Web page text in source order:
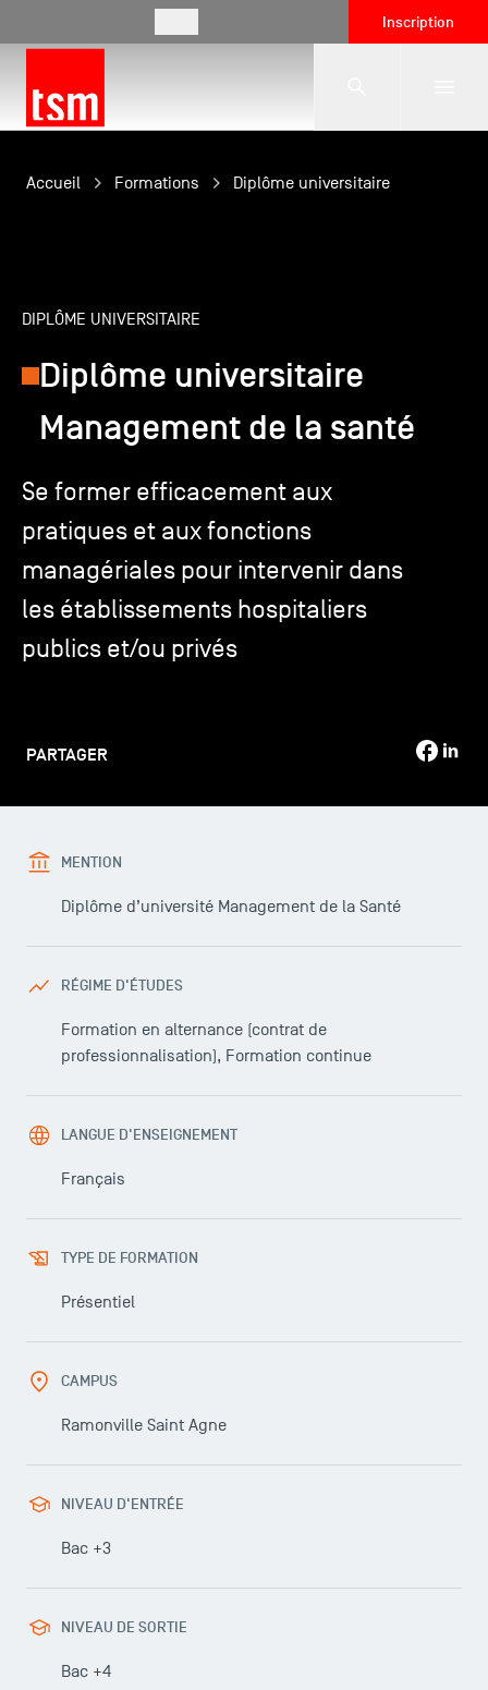
Inscription
L'école
Vie étudiante
Entreprises
International
TSM-Research
TSM Doctoral Programme
LES INDISPENSABLES
Campus tour
PARTAGER
Accueil Formations Diplôme universitaire
DIPLÔME UNIVERSITAIRE
Diplôme universitaire
Management de la santé
Se former efficacement aux
pratiques et aux fonctions
managériales pour intervenir dans
les établissements hospitaliers
publics et/ou privés
MENTION
Diplôme d’université Management de la Santé
RÉGIME D'ÉTUDES
Formation en alternance (contrat de
professionnalisation), Formation continue
LANGUE D'ENSEIGNEMENT
Français
TYPE DE FORMATION
Présentiel
CAMPUS
Ramonville Saint Agne
NIVEAU D'ENTRÉE
Bac +3
NIVEAU DE SORTIE
Bac +4